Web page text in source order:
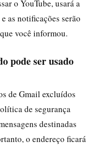
o YouTube, usará a
as notificações serão
você informou.
pode ser usado
de Gmail excluídos
de segurança
destinadas
o endereço ficará